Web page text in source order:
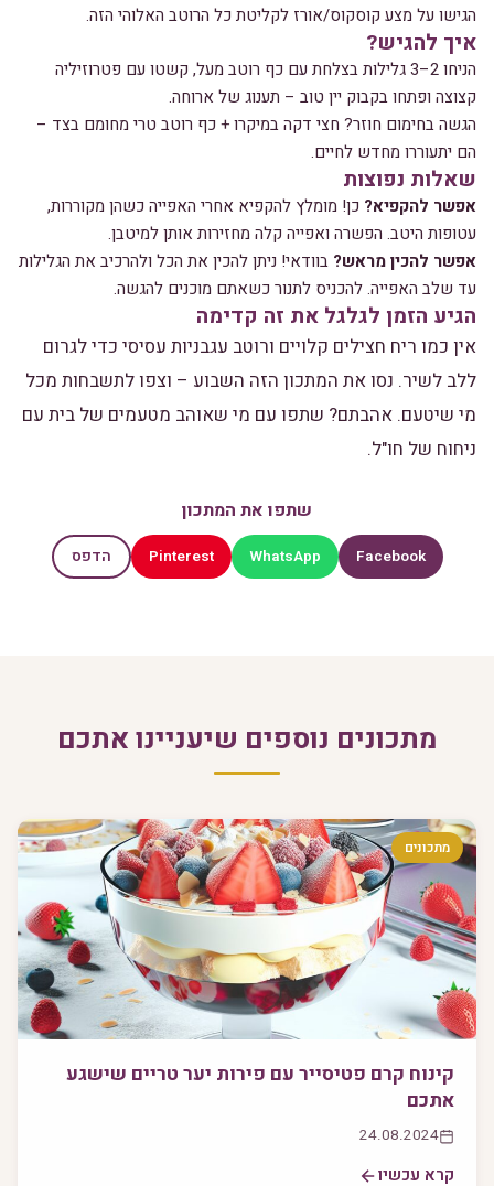
הגישו על מצע קוסקוס/אורז לקליטת כל הרוטב האלוהי הזה.
איך להגיש?
הניחו 2–3 גלילות בצלחת עם כף רוטב מעל, קשטו עם פטרוזיליה
קצוצה ופתחו בקבוק יין טוב – תענוג של ארוחה.
הגשה בחימום חוזר? חצי דקה במיקרו + כף רוטב טרי מחומם בצד –
הם יתעוררו מחדש לחיים.
שאלות נפוצות
אפשר להקפיא? כן! מומלץ להקפיא אחרי האפייה כשהן מקוררות,
עטופות היטב. הפשרה ואפייה קלה מחזירות אותן למיטבן.
אפשר להכין מראש? בוודאי! ניתן להכין את הכל ולהרכיב את הגלילות
עד שלב האפייה. להכניס לתנור כשאתם מוכנים להגשה.
הגיע הזמן לגלגל את זה קדימה
אין כמו ריח חצילים קלויים ורוטב עגבניות עסיסי כדי לגרום
ללב לשיר. נסו את המתכון הזה השבוע – וצפו לתשבחות מכל
מי שיטעם. אהבתם? שתפו עם מי שאוהב מטעמים של בית עם
ניחוח של חו"ל.
שתפו את המתכון
Facebook
WhatsApp
Pinterest הדפס
מתכונים נוספים שיעניינו אתכם
מתכונים
קינוח קרם פטיסייר עם פירות יער טריים שישגע
אתכם
24.08.2024
קרא עכשיו